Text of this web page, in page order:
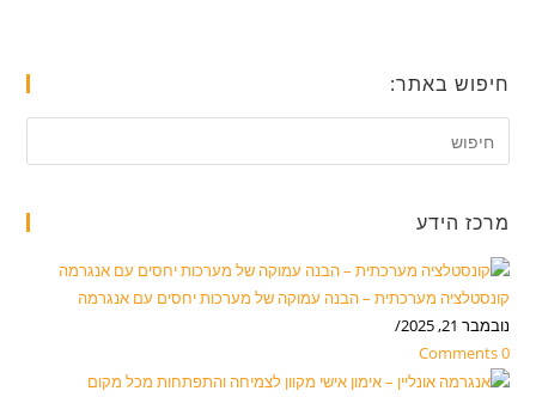
חיפוש באתר:
מרכז הידע
קונסטלציה מערכתית – הבנה עמוקה של מערכות יחסים עם אנגרמה
נובמבר 21, 2025
/
0 Comments